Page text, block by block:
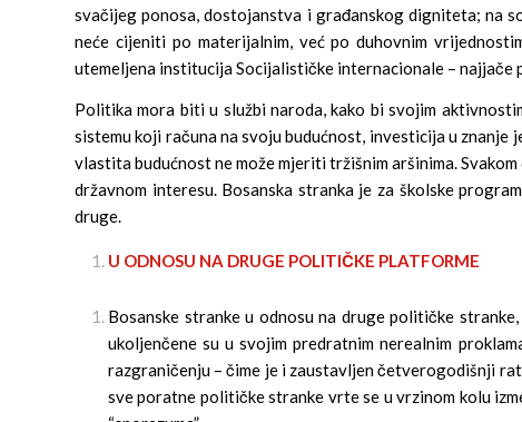
svačijeg ponosa, dostojanstva i građanskog digniteta; na
neće cijeniti po materijalnim, već po duhovnim
utemeljena institucija Socijalističke internacionale – najjače
Politika mora biti u službi naroda, kako bi svojim
sistemu koji računa na svoju budućnost, investicija u
vlastita budućnost ne može mjeriti tržišnim aršinima.
državnom interesu. Bosanska stranka je za školske
druge.
U ODNOSU NA DRUGE POLITIČKE PLATFORME
Bosanske stranke u odnosu na druge političke
ukoljenčene su u svojim predratnim nerealnim
razgraničenju – čime je i zaustavljen četverogodišnji
sve poratne političke stranke vrte se u vrzinom kolu